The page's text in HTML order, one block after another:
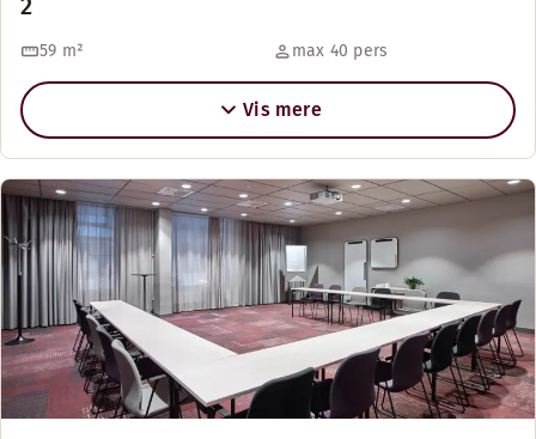
2
59 m² max 40 pers
Vis mere